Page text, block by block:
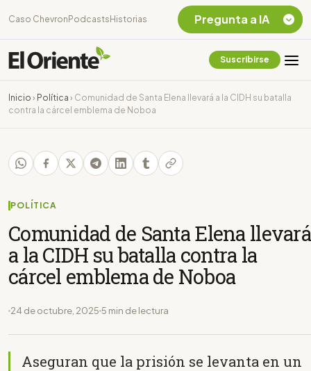
Caso Chevron Podcasts Historias
Suscribirse
Inicio › Política › Comunidad de Santa Elena llevará a la CIDH su batalla
contra la cárcel emblema de Noboa
POLÍTICA
Comunidad de Santa Elena llevará
a la CIDH su batalla contra la
cárcel emblema de Noboa
24 de octubre, 2025 5 min de lectura
Aseguran que la prisión se levanta en un
Pregunta a IA
Chevron Ecuador